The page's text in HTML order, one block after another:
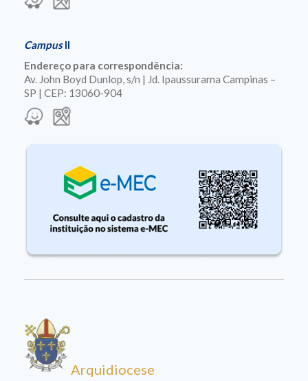
CampusII
Endereço para correspondência:
Av. John Boyd Dunlop, s/n | Jd. Ipaussurama Campinas –
SP | CEP: 13060-904
Arquidiocese